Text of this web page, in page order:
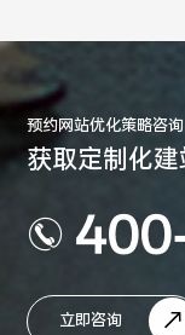
预约网站优化策略咨询
获取定制化
立即咨询